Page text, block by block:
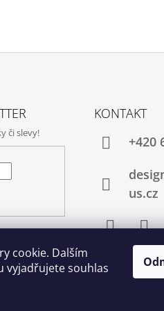
cookie. Dalším
vyjadřujete souhlas
či slevy!
KONTAKT
+420‭
us.cz
Facebook